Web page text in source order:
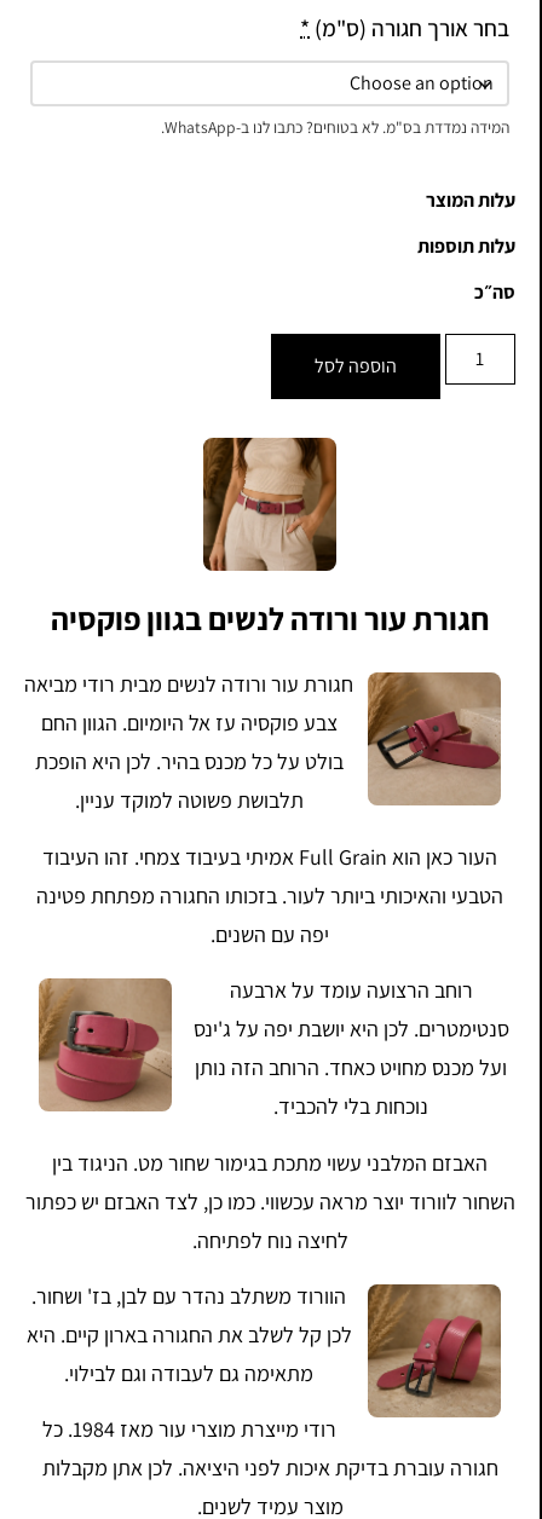
בחר אורך חגורה (ס"מ) *
המידה נמדדת בס"מ. לא בטוחים? כתבו לנו ב-WhatsApp.
עלות המוצר
עלות תוספות
סה״כ
הוספה לסל
חגורת עור ורודה לנשים בגוון פוקסיה
חגורת עור ורודה לנשים מבית רודי מביאה
צבע פוקסיה עז אל היומיום. הגוון החם
בולט על כל מכנס בהיר. לכן היא הופכת
תלבושת פשוטה למוקד עניין.
העור כאן הוא Full Grain אמיתי בעיבוד צמחי. זהו העיבוד
הטבעי והאיכותי ביותר לעור. בזכותו החגורה מפתחת פטינה
יפה עם השנים.
רוחב הרצועה עומד על ארבעה
סנטימטרים. לכן היא יושבת יפה על ג'ינס
ועל מכנס מחויט כאחד. הרוחב הזה נותן
נוכחות בלי להכביד.
האבזם המלבני עשוי מתכת בגימור שחור מט. הניגוד בין
השחור לוורוד יוצר מראה עכשווי. כמו כן, לצד האבזם יש כפתור
לחיצה נוח לפתיחה.
הוורוד משתלב נהדר עם לבן, בז' ושחור.
לכן קל לשלב את החגורה בארון קיים. היא
מתאימה גם לעבודה וגם לבילוי.
רודי מייצרת מוצרי עור מאז 1984. כל
חגורה עוברת בדיקת איכות לפני היציאה. לכן אתן מקבלות
מוצר עמיד לשנים.